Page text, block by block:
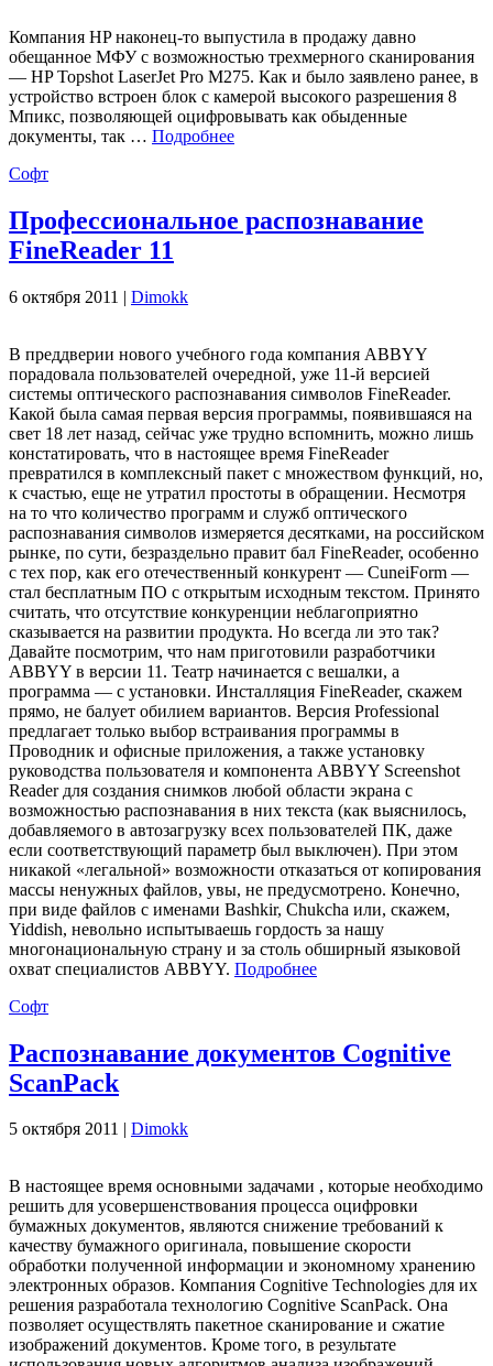
Компания HP наконец-то выпустила в продажу давно
обещанное МФУ с возможностью трехмерного сканирования
— HP Topshot LaserJet Pro M275. Как и было заявлено ранее, в
устройство встроен блок с камерой высокого разрешения 8
Мпикс, позволяющей оцифровывать как обыденные
документы, так … Подробнее
Софт
Профессиональное распознавание
FineReader 11
6 октября 2011 | Dimokk
В преддверии нового учебного года компания ABBYY
порадовала пользователей очередной, уже 11-й версией
системы оптического распознавания символов FineReader.
Какой была самая первая версия программы, появившаяся на
свет 18 лет назад, сейчас уже трудно вспомнить, можно лишь
констатировать, что в настоящее время FineReader
превратился в комплексный пакет с множеством функций, но,
к счастью, еще не утратил простоты в обращении. Несмотря
на то что количество программ и служб оптического
распознавания символов измеряется десятками, на российском
рынке, по сути, безраздельно правит бал FineReader, особенно
с тех пор, как его отечественный конкурент — CuneiForm —
стал бесплатным ПО с открытым исходным текстом. Принято
считать, что отсутствие конкуренции неблагоприятно
сказывается на развитии продукта. Но всегда ли это так?
Давайте посмотрим, что нам приготовили разработчики
ABBYY в версии 11. Театр начинается с вешалки, а
программа — с установки. Инсталляция FineReader, скажем
прямо, не балует обилием вариантов. Версия Professional
предлагает только выбор встраивания программы в
Проводник и офисные приложения, а также установку
руководства пользователя и компонента ABBYY Screenshot
Reader для создания снимков любой области экрана с
возможностью распознавания в них текста (как выяснилось,
добавляемого в автозагрузку всех пользователей ПК, даже
если соответствующий параметр был выключен). При этом
никакой «легальной» возможности отказаться от копирования
массы ненужных файлов, увы, не предусмотрено. Конечно,
при виде файлов с именами Bashkir, Chukcha или, скажем,
Yiddish, невольно испытываешь гордость за нашу
многонациональную страну и за столь обширный языковой
охват специалистов ABBYY. Подробнее
Софт
Распознавание документов Cognitive
ScanPack
5 октября 2011 | Dimokk
В настоящее время основными задачами , которые необходимо
решить для усовершенствования процесса оцифровки
бумажных документов, являются снижение требований к
качеству бумажного оригинала, повышение скорости
обработки полученной информации и экономному хранению
электронных образов. Компания Cognitive Technologies для их
решения разработала технологию Cognitive ScanPack. Она
позволяет осуществлять пакетное сканирование и сжатие
изображений документов. Кроме того, в результате